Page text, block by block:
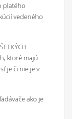
platého
vedeného
ktoré majú
je či nie je v
ako je